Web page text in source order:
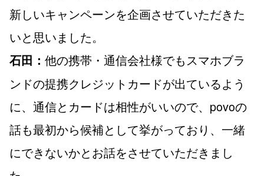
新しいキャンペーンを企画させていただきた
いと思いました。
石田： 他の携帯・通信会社様でもスマホブラ
ンドの提携クレジットカードが出ているよう
に、通信とカードは相性がいいので、povoの
話も最初から候補として挙がっており、一緒
にできないかとお話をさせていただきまし